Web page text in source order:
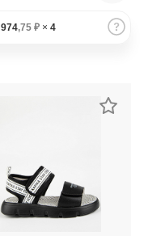
974,75 ₽ × 4